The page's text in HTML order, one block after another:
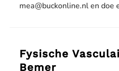
mea@buckonline.nl en doe
Fysische
Bemer